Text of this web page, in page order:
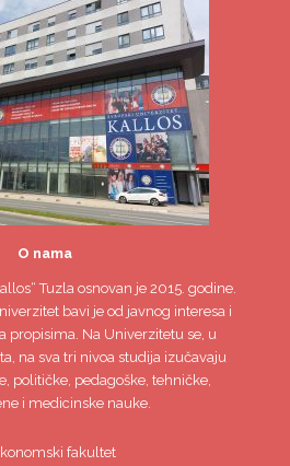
O nama
Tuzla osnovan je 2015. godine.
bavi je od javnog interesa i
propisima. Na Univerzitetu se, u
na sva tri nivoa studija izučavaju
političke, pedagoške, tehničke,
i medicinske nauke.
fakultet